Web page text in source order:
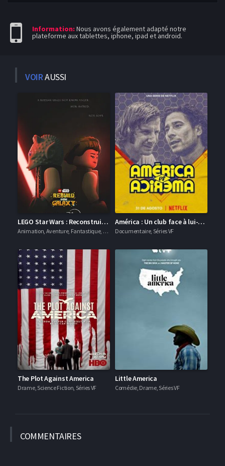
Information: Nous avons également adapté notre
plateforme aux tablettes, iphone, ipad et android.
VOIRAUSSI
LEGO Star Wars : Reconstruire la Galaxie
Animation, Aventure, Fantastique, Séries VF
América : Un club face à lui-même
Documentaire, Séries VF
The Plot Against America
Drame, Science Fiction, Séries VF
Little America
Comédie, Drame, Séries VF
COMMENTAIRES